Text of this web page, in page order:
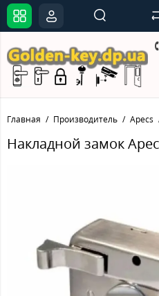
Главная Производитель Apecs
Накладной замок